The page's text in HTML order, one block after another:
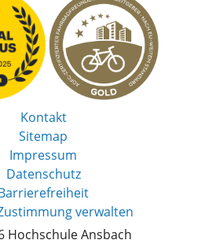
Kontakt
Sitemap
Impressum
Datenschutz
verwalten
Hochschule Ansbach